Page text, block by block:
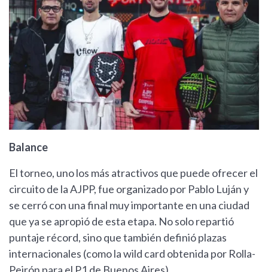
Balance
El torneo, uno los más atractivos que puede ofrecer el
circuito de la AJPP, fue organizado por Pablo Luján y
se cerró con una final muy importante en una ciudad
que ya se apropió de esta etapa. No solo repartió
puntaje récord, sino que también definió plazas
internacionales (como la wild card obtenida por Rolla-